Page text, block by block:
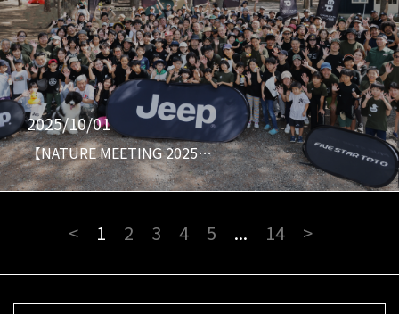
2025/10/01
【NATURE MEETING 2025…
< 1 2 3 4 5 ... 14 >